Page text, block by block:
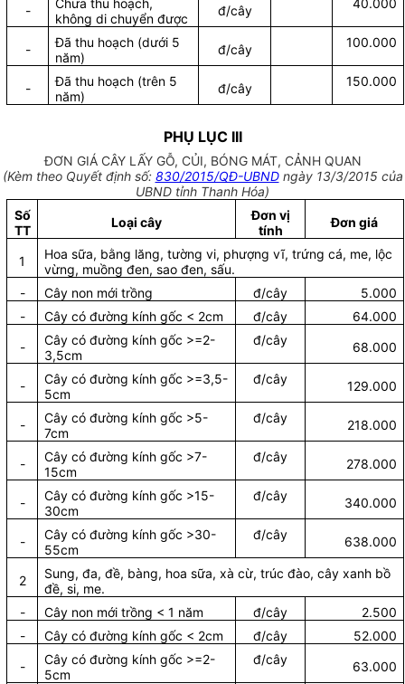
-
Chưa thu hoạch,
không di chuyển được
đ/cây 40.000
-
Đã thu hoạch (dưới 5
năm)
đ/cây 100.000
-
Đã thu hoạch (trên 5
năm)
đ/cây 150.000
PHỤ LỤC III
ĐƠN GIÁ CÂY LẤY GỖ, CỦI, BÓNG MÁT, CẢNH QUAN
(Kèm theo Quyết định số: 830/2015/QĐ-UBNDngày 13/3/2015 của
UBND tỉnh Thanh Hóa)
Số
TT
Loại cây
Đơn vị
tính
Đơn giá
1
Hoa sữa, bằng lăng, tường vi, phượng vĩ, trứng cá, me, lộc
vừng, muồng đen, sao đen, sấu.
-
Cây non mới trồng đ/cây
5.000
-
Cây có đường kính gốc < 2cm đ/cây
64.000
-
Cây có đường kính gốc >=2-
3,5cm
đ/cây 68.000
-
Cây có đường kính gốc >=3,5-
5cm
đ/cây 129.000
-
Cây có đường kính gốc >5-
7cm
đ/cây 218.000
-
Cây có đường kính gốc >7-
15cm
đ/cây 278.000
-
Cây có đường kính gốc >15-
30cm
đ/cây 340.000
-
Cây có đường kính gốc >30-
55cm
đ/cây 638.000
2
Sung, đa, đề, bàng, hoa sữa, xà cừ, trúc đào, cây xanh bồ
đề, si, me.
-
Cây non mới trồng < 1 năm đ/cây
2.500
-
Cây có đường kính gốc < 2cm đ/cây
52.000
-
Cây có đường kính gốc >=2-
5cm
đ/cây 63.000